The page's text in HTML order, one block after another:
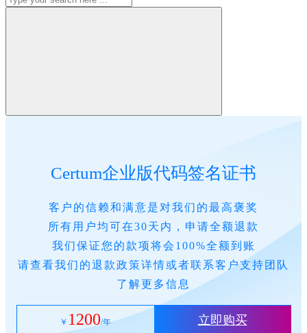
Certum企业版代码签名证书
客户的信赖和满意是对我们的最高褒奖
所有用户均可在30天内，申请全额退款
我们保证您的款项将会100%全额到账
请查看我们的退款政策详情或者联系客户支持团队
了解更多信息
￥ 1200/年 立即购买